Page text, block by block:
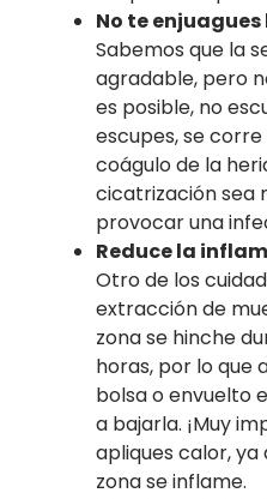
No te
Sabemos que la
agradable, pero
es posible, no
escupes, se
coágulo de la
cicatrización sea
provocar una
Reduce la
Otro de los
extracción de
zona se hinche
horas, por lo que
bolsa o envuelto
a bajarla. ¡Muy
apliques calor,
zona se inflame.